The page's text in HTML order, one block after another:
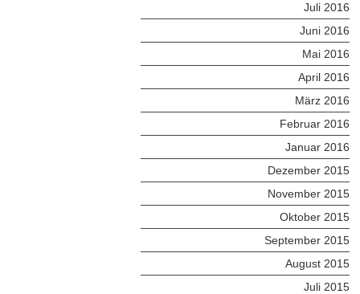
Juli 2016
Juni 2016
Mai 2016
April 2016
März 2016
Februar 2016
Januar 2016
Dezember 2015
November 2015
Oktober 2015
September 2015
August 2015
Juli 2015